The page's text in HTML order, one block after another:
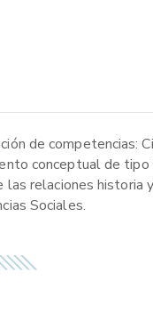
de competencias:
conceptual de
relaciones
Sociales.